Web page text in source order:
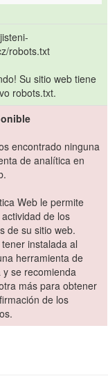
robots.txt
Su sitio web tiene
robots.txt.
encontrado ninguna
de analítica en
Web le permite
de los
de su sitio web.
instalada al
herramienta de
y se recomienda
más para obtener
de los